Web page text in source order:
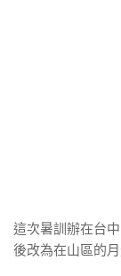
這次暑訓辦在台
後改為在山區的